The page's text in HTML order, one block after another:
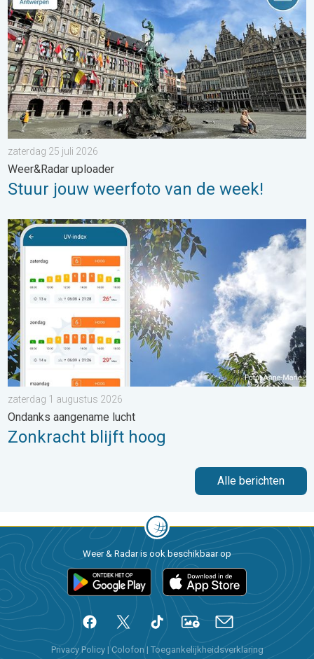
zaterdag 25 juli 2026
Weer&Radar uploader
Stuur jouw weerfoto van de week!
Zonkracht blijft hoog. Ondanks aangename lucht. . . zaterdag
zaterdag 1 augustus 2026
Ondanks aangename lucht
Zonkracht blijft hoog
Alle berichten
Weer & Radar is ook beschikbaar op
Privacy Policy |Colofon | Toegankelijkheidsverklaring